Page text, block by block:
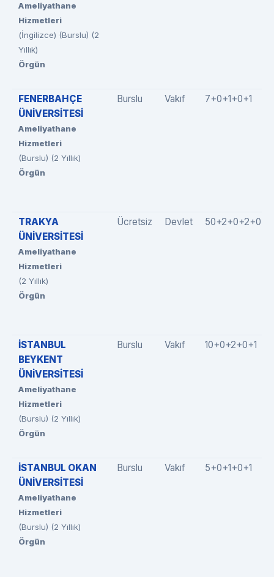
Ameliyathane
Hizmetleri
(İngilizce) (Burslu) (2
Yıllık)
Örgün
FENERBAHÇE
ÜNİVERSİTESİ
Ameliyathane
Hizmetleri
(Burslu) (2 Yıllık)
Örgün
Burslu Vakıf 7+0+1+0+1
TRAKYA
ÜNİVERSİTESİ
Ameliyathane
Hizmetleri
(2 Yıllık)
Örgün
Ücretsiz Devlet 50+2+0+2+0
İSTANBUL
BEYKENT
ÜNİVERSİTESİ
Ameliyathane
Hizmetleri
(Burslu) (2 Yıllık)
Örgün
Burslu Vakıf 10+0+2+0+1
İSTANBUL OKAN
ÜNİVERSİTESİ
Ameliyathane
Hizmetleri
(Burslu) (2 Yıllık)
Örgün
Burslu Vakıf 5+0+1+0+1